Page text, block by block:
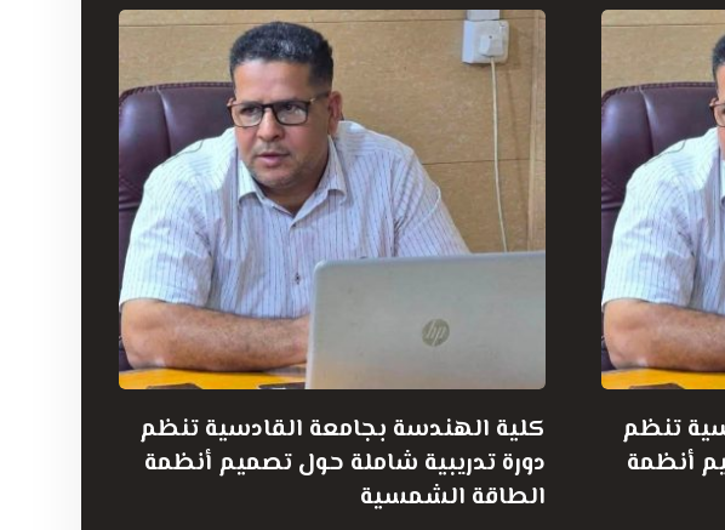
تنظم
أنظمة
كلية الهندسة بجامعة القادسية تنظم
دورة تدريبية شاملة حول تصميم أنظمة
الطاقة الشمسية